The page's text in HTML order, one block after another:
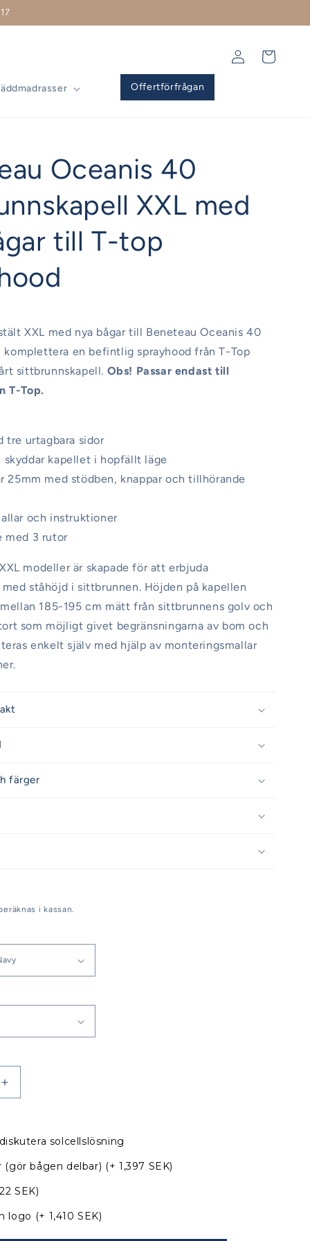
Offertförfrågan
Logga
Varukorg
Oceanis 40
XXL med
till T-top
XXL med nya bågar till Beneteau Oceanis 40
en befintlig sprayhood från T-Top
sittbrunnskapell. Obs! Passar endast till
T-Top.
tre urtagbara sidor
skyddar kapellet i hopfällt läge
25mm med stödben, knappar och tillhörande
och instruktioner
med 3 rutor
modeller är skapade för att erbjuda
ståhöjd i sittbrunnen. Höjden på kapellen
185-195 cm mätt från sittbrunnens golv och
som möjligt givet begränsningarna av bom och
enkelt själv med hjälp av monteringsmallar
färger
i kassan.
Öka
kvantitet
Oceanis
40
Sittbrunnskapell
XXL
nya
solcellslösning
(gör bågen delbar) (+ 1,397 SEK)
SEK)
logo (+ 1,410 SEK)